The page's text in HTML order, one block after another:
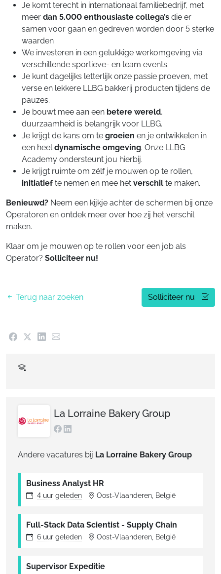
Je komt terecht in internationaal familiebedrijf, met
meer dan 5.000 enthousiaste collega’s die er
samen voor gaan en gedreven worden door 5 sterke
waarden
We investeren in een gelukkige werkomgeving via
verschillende sportieve- en team events.
Je kunt dagelijks letterlijk onze passie proeven, met
verse en lekkere LLBG bakkerij producten tijdens de
pauzes.
Je bouwt mee aan een betere wereld,
duurzaamheid is belangrijk voor LLBG.
Je krijgt de kans om te groeien en je ontwikkelen in
een heeldynamische omgeving. Onze LLBG
Academy ondersteunt jou hierbij.
Je krijgt ruimte om zélf je mouwen op te rollen,
initiatiefte nemen en mee het verschil te maken.
Benieuwd? Neem een kijkje achter de schermen bij onze
Operatoren en ontdek meer over hoe zij het verschil
maken.
Klaar om je mouwen op te rollen voor een job als
Operator? Solliciteer nu!
Terug naar zoeken Solliciteer nu
La Lorraine Bakery Group
Andere vacatures bij La Lorraine Bakery Group
Business Analyst HR
4 uur geleden Oost-Vlaanderen, België
Full-Stack Data Scientist - Supply Chain
6 uur geleden Oost-Vlaanderen, België
Supervisor Expeditie